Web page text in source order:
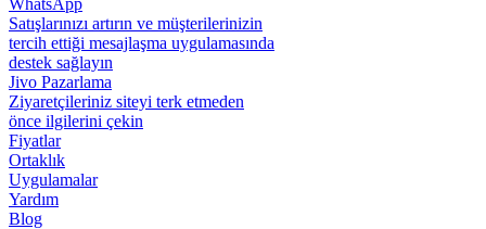
WhatsApp
Satışlarınızı artırın ve müşterilerinizin
tercih ettiği mesajlaşma uygulamasında
destek sağlayın
Jivo Pazarlama
Ziyaretçileriniz siteyi terk etmeden
önce ilgilerini çekin
Fiyatlar
Ortaklık
Uygulamalar
Yardım
Blog